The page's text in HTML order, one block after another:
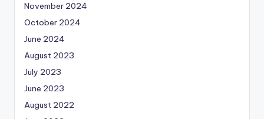
November 2024
October 2024
June 2024
August 2023
July 2023
June 2023
August 2022